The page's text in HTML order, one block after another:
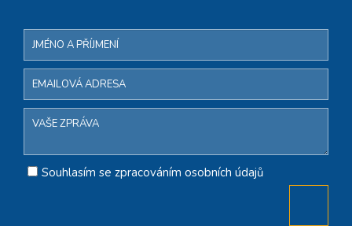
Souhlasím se zpracováním osobních údajů